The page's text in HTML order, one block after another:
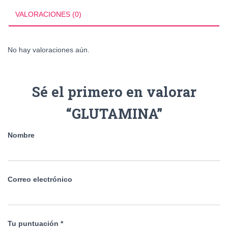
VALORACIONES (0)
No hay valoraciones aún.
Sé el primero en valorar
“GLUTAMINA”
Nombre
Correo electrónico
Tu puntuación *